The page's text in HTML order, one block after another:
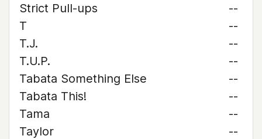
Strict Pull-ups
--
T
--
T.J.
--
T.U.P.
--
Tabata Something Else
--
Tabata This!
--
Tama
--
Taylor
--